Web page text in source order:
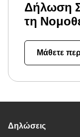
Δήλωση
τη
Μάθετε
Δηλώσεις